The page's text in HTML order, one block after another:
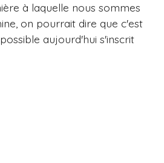
à laquelle nous sommes
on pourrait dire que c'est
aujourd'hui s'inscrit